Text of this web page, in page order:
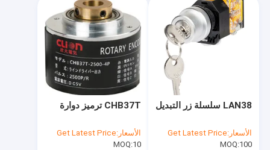
CHB37T ترميز دوارة
الأسعار:Get Latest Price
MOQ:10
LAN38 سلسلة زر التبديل
الأسعار:Get Latest Price
MOQ:100